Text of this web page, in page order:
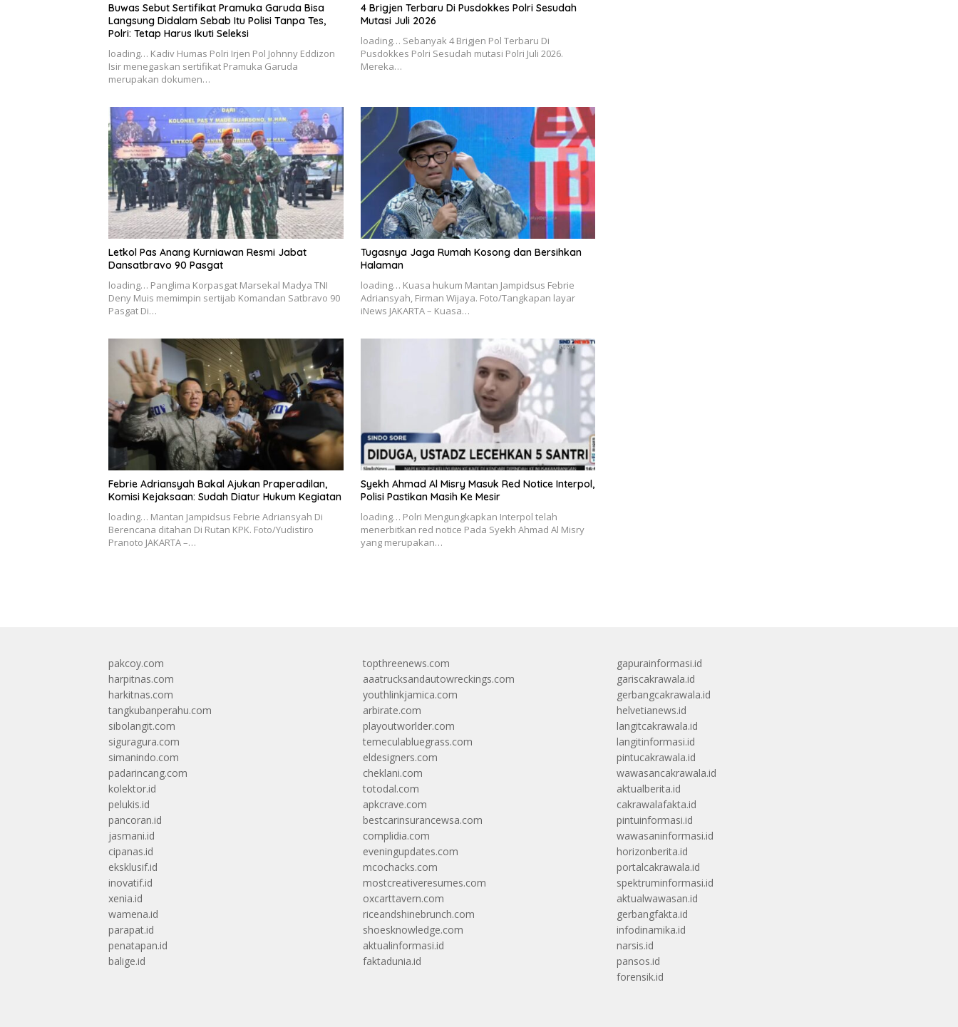
Buwas Sebut Sertifikat Pramuka Garuda Bisa
Langsung Didalam Sebab Itu Polisi Tanpa Tes,
Polri: Tetap Harus Ikuti Seleksi
loading… Kadiv Humas Polri Irjen Pol Johnny Eddizon
Isir menegaskan sertifikat Pramuka Garuda
merupakan dokumen…
4 Brigjen Terbaru Di Pusdokkes Polri Sesudah
Mutasi Juli 2026
loading… Sebanyak 4 Brigjen Pol Terbaru Di
Pusdokkes Polri Sesudah mutasi Polri Juli 2026.
Mereka…
Letkol Pas Anang Kurniawan Resmi Jabat
Dansatbravo 90 Pasgat
loading… Panglima Korpasgat Marsekal Madya TNI
Deny Muis memimpin sertijab Komandan Satbravo 90
Pasgat Di…
Tugasnya Jaga Rumah Kosong dan Bersihkan
Halaman
loading… Kuasa hukum Mantan Jampidsus Febrie
Adriansyah, Firman Wijaya. Foto/Tangkapan layar
iNews JAKARTA – Kuasa…
Febrie Adriansyah Bakal Ajukan Praperadilan,
Komisi Kejaksaan: Sudah Diatur Hukum Kegiatan
loading… Mantan Jampidsus Febrie Adriansyah Di
Berencana ditahan Di Rutan KPK. Foto/Yudistiro
Pranoto JAKARTA –…
Syekh Ahmad Al Misry Masuk Red Notice Interpol,
Polisi Pastikan Masih Ke Mesir
loading… Polri Mengungkapkan Interpol telah
menerbitkan red notice Pada Syekh Ahmad Al Misry
yang merupakan…
pakcoy.com
harpitnas.com
harkitnas.com
tangkubanperahu.com
sibolangit.com
siguragura.com
simanindo.com
padarincang.com
kolektor.id
pelukis.id
pancoran.id
jasmani.id
cipanas.id
eksklusif.id
inovatif.id
xenia.id
wamena.id
parapat.id
penatapan.id
balige.id
topthreenews.com
aaatrucksandautowreckings.com
youthlinkjamica.com
arbirate.com
playoutworlder.com
temeculabluegrass.com
eldesigners.com
cheklani.com
totodal.com
apkcrave.com
bestcarinsurancewsa.com
complidia.com
eveningupdates.com
mcochacks.com
mostcreativeresumes.com
oxcarttavern.com
riceandshinebrunch.com
shoesknowledge.com
aktualinformasi.id
faktadunia.id
gapurainformasi.id
gariscakrawala.id
gerbangcakrawala.id
helvetianews.id
langitcakrawala.id
langitinformasi.id
pintucakrawala.id
wawasancakrawala.id
aktualberita.id
cakrawalafakta.id
pintuinformasi.id
wawasaninformasi.id
horizonberita.id
portalcakrawala.id
spektruminformasi.id
aktualwawasan.id
gerbangfakta.id
infodinamika.id
narsis.id
pansos.id
forensik.id